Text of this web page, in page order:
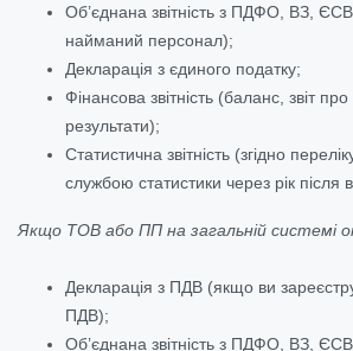
Об’єднана звітність з ПДФО, ВЗ,
найманий персонал);
Декларація з єдиного податку;
Фінансова звітність (баланс, звіт
результати);
Статистична звітність (згідно
службою статистики через рік після
Якщо ТОВ або ПП на загальній системі
Декларація з ПДВ (якщо ви
ПДВ);
Об’єднана звітність з ПДФО, ВЗ,